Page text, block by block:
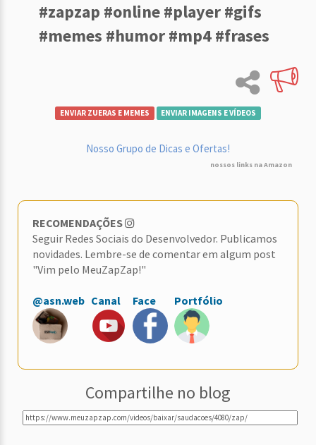
#zapzap #online #player #gifs
#memes #humor #mp4 #frases
ENVIAR ZUERAS E MEMES ENVIAR IMAGENS E VÍDEOS
Nosso Grupo de Dicas e Ofertas!
nossos links na Amazon
RECOMENDAÇÕES
Seguir Redes Sociais do Desenvolvedor. Publicamos
novidades. Lembre-se de comentar em algum post
"Vim pelo MeuZapZap!"
@asn.web Canal Face Portfólio
Compartilhe no blog